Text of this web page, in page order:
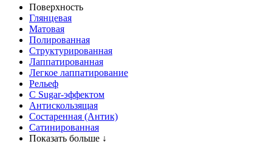
Поверхность
Глянцевая
Матовая
Полированная
Структурированная
Лаппатированная
Легкое лаппатирование
Рельеф
С Sugar-эффектом
Антискользящая
Состаренная (Антик)
Сатинированная
Показать больше ↓